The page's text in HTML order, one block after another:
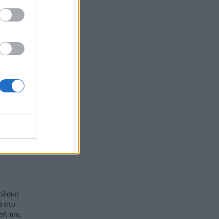
με τις
θα
στο